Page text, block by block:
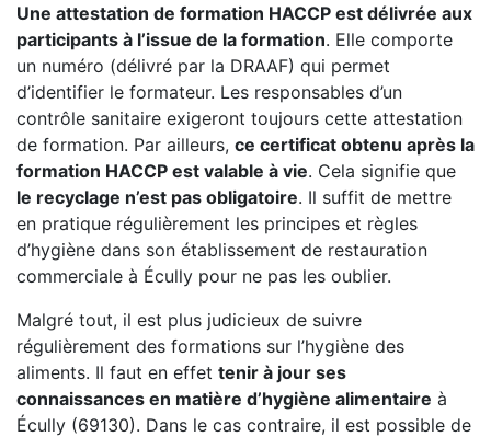
Une attestation de formation HACCP est délivrée aux
participants à l’issue de la formation. Elle comporte
un numéro (délivré par la DRAAF) qui permet
d’identifier le formateur. Les responsables d’un
contrôle sanitaire exigeront toujours cette attestation
de formation. Par ailleurs, ce certificat obtenu après la
formation HACCP est valable à vie. Cela signifie que
le recyclage n’est pas obligatoire. Il suffit de mettre
en pratique régulièrement les principes et règles
d’hygiène dans son établissement de restauration
commerciale à Écully pour ne pas les oublier.
Malgré tout, il est plus judicieux de suivre
régulièrement des formations sur l’hygiène des
aliments. Il faut en effet tenir à jour ses
connaissances en matière d’hygiène alimentaire à
Écully (69130). Dans le cas contraire, il est possible de